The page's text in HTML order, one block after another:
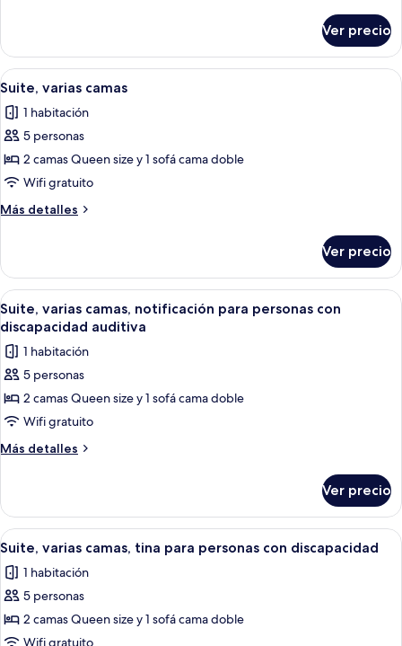
y
sofá
cama,
notificación
para
personas
con
discapacidad
auditiva
1
cama
King
y
sofá
notificación
para
con
Ver precio
Abrir
todas
las
fotos
de
Suite,
varias
camas
Una habitación de hotel moderna
3
Suite, varias camas
1 habitación
5 personas
2 camas Queen size y 1 sofá cama doble
Wifi gratuito
Más detalles
Más
varias
camas
Ver precio
Abrir
todas
las
fotos
de
Suite,
varias
camas,
personas
con
discapacidad
auditiva
Una habitación de hotel moderna
3
Suite, varias camas, notificación para personas con
discapacidad auditiva
1 habitación
5 personas
2 camas Queen size y 1 sofá cama doble
Wifi gratuito
Más detalles
Más
varias
camas,
notificación
personas
con
auditiva
Ver precio
Abrir
todas
las
fotos
de
Suite,
Una habitación de hotel moderna
3
Suite, varias camas, tina para personas con discapacidad
1 habitación
5 personas
2 camas Queen size y 1 sofá cama doble
Wifi gratuito